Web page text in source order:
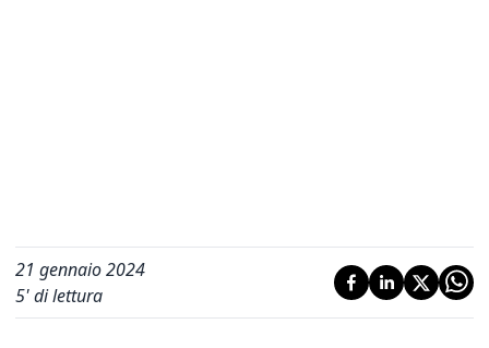
21 gennaio 2024
5' di lettura